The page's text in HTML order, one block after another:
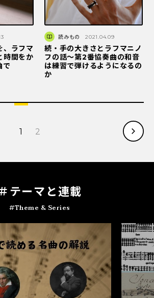
、ラフマ
時間をか
で
読みもの 2021.04.09
続・手の大きさとラフマニノ
フの話～第2番協奏曲の和音
は練習で弾けるようになるの
か
1 2
テー マと連載
#Theme & Series